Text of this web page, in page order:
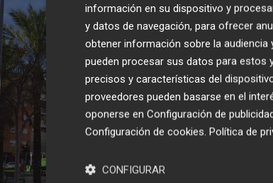
información en su dispositivo y
y datos de navegación, para ofrecer
obtener información sobre la audiencia
pueden procesar sus datos para estos
precisos y características del
proveedores pueden basarse en el
oponerse en Configuración de
Configuración de cookies. Política de
CONFIGURAR